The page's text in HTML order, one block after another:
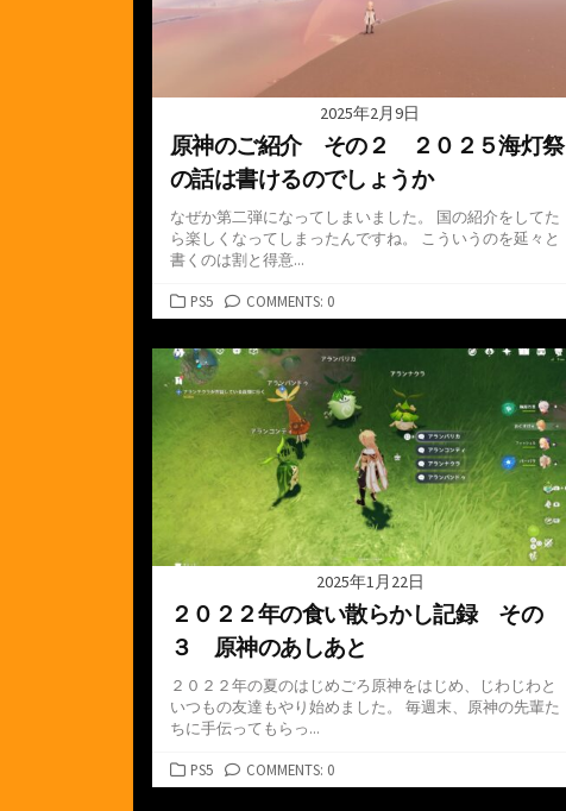
2025年2月9日
原神のご紹介 その２ ２０２５海灯祭
の話は書けるのでしょうか
なぜか第二弾になってしまいました。 国の紹介をしてた
ら楽しくなってしまったんですね。 こういうのを延々と
書くのは割と得意...
カ
テ
ゴ
リ
ー
PS5 COMMENTS: 0
2025年1月22日
２０２２年の食い散らかし記録 その
３ 原神のあしあと
２０２２年の夏のはじめごろ原神をはじめ、じわじわと
いつもの友達もやり始めました。 毎週末、原神の先輩た
ちに手伝ってもらっ...
カ
テ
PS5 COMMENTS: 0